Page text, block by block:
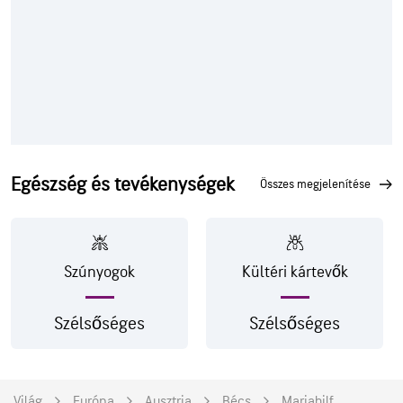
Egészség és tevékenységek összes megjelenítése
Szúnyogok
Szélsőséges
Kültéri kártevők
Szélsőséges